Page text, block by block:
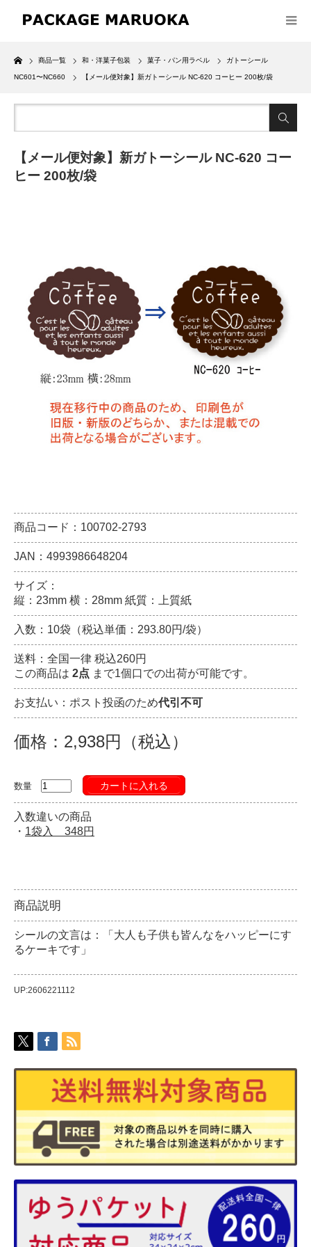
Home
商品一覧 和・洋菓子包装 菓子・パン用ラベル ガトーシール
NC601〜NC660 【メール便対象】新ガトーシール NC-620 コーヒー 200枚/袋
【メール便対象】新ガトーシール NC-620 コー
ヒー 200枚/袋
商品コード：100702-2793
JAN：4993986648204
サイズ：
縦：23mm 横：28mm 紙質：上質紙
入数：10袋（税込単価：293.80円/袋）
送料：全国一律 税込260円
この商品は 2点 まで1個口での出荷が可能です。
お支払い：ポスト投函のため代引不可
価格：2,938円（税込）
数量 カートに入れる
入数違いの商品
・ 1袋入 348円
商品説明
シールの文言は：「大人も子供も皆んなをハッピーにす
るケーキです」
UP:2606221112